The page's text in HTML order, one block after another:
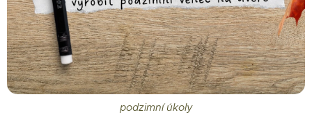
podzimní úkoly